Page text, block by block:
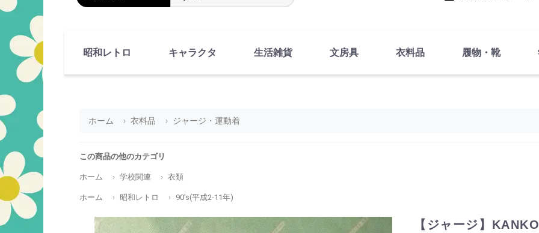
昭和レトロ キャラクタ 生活雑貨 文房具 衣料品 履物・靴
ホーム 衣料品 ジャージ・運動着
この商品の他のカテゴリ
ホーム 学校関連 衣類
ホーム 昭和レトロ 90's(平成2-11年)
【ジャージ】